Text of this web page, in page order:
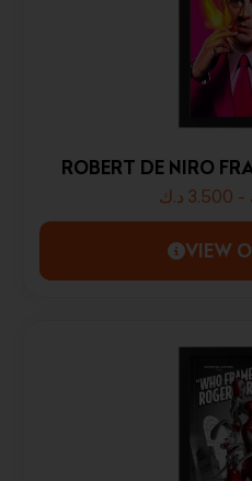
ROBERT DE NIRO
3.500 د.ك -
VIEW